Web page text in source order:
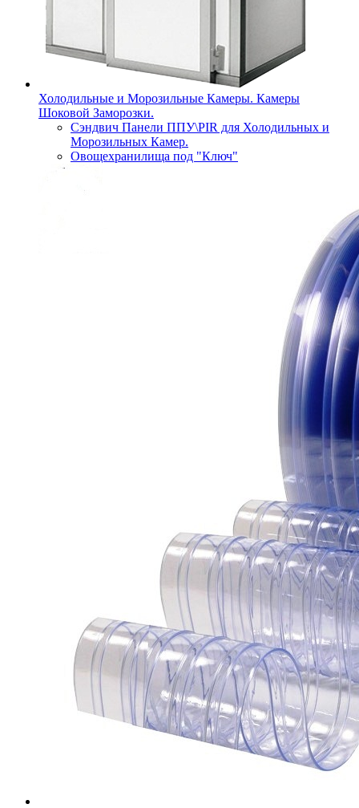
Холодильные и Морозильные Камеры. Камеры
Шоковой Заморозки.
Сэндвич Панели ППУ\PIR для Холодильных и
Морозильных Камер.
Овощехранилища под "Ключ"